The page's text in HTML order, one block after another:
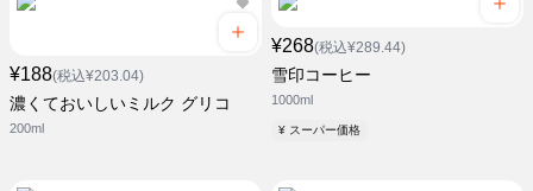
¥188(税込¥203.04)
濃くておいしいミルク グリコ
200ml
¥268(税込¥289.44)
雪印コーヒー
1000ml
¥ スーパー価格